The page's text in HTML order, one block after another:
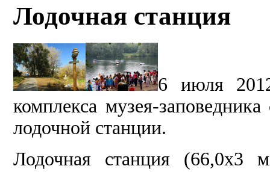
Лодочная станция
6 июля
комплекса музея-
лодочной станции.
Лодочная станция (66,0х3